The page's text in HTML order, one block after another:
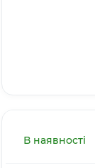
В наявності